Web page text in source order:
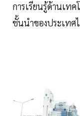
การเรียนรู้ด้านเท
ชั้นนำของประเทศ